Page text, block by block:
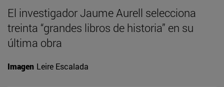
El investigador Jaume Aurell selecciona
treinta “grandes libros de historia” en su
última obra
Imagen Leire Escalada